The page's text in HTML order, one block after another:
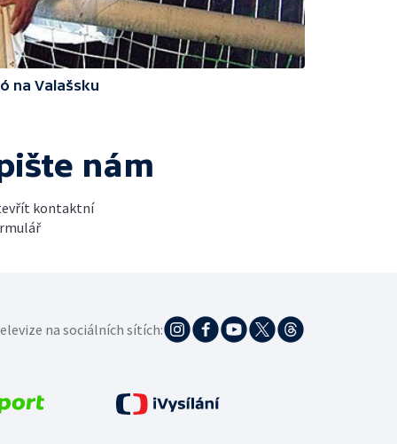
na Valašsku
nám
kontaktní
na sociálních sítích: